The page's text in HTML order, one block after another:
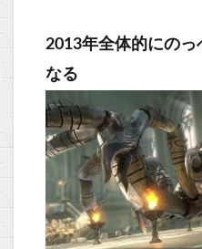
2013年全体的にのっ
なる